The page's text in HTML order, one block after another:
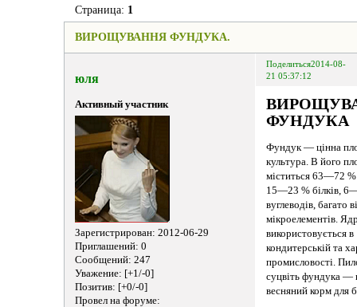
ВИРОЩУВАННЯ ФУНДУКА.
Страница: 1
Поделиться2014-08-
21 05:37:12
юля
Активный участник
Зарегистрирован: 2012-06-29
Приглашений: 0
Сообщений: 247
Уважение: [+1/-0]
Позитив: [+0/-0]
Провел на форуме:
ФУНДУКА
Фундук — цінна
культура. В його
міститься 63—72
15—23 % білків,
вуглеводів, багато
мікроелементів.
використовується в
кондитерській та
промисловості.
суцвіть фундука —
весняний корм для